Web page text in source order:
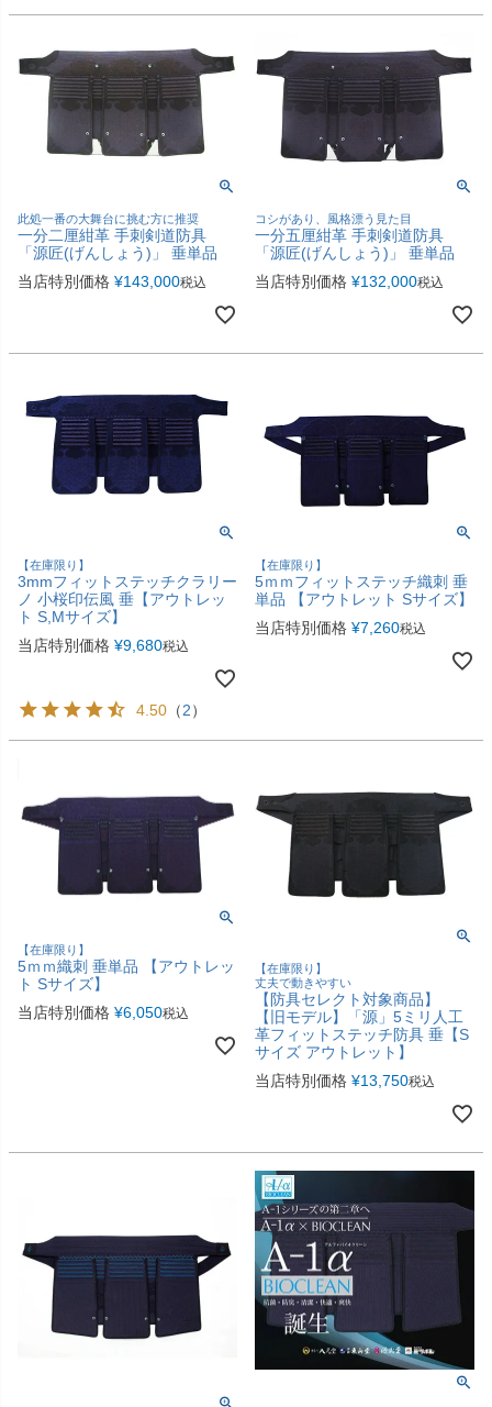
此処一番の大舞台に挑む方に推奨
一分二厘紺革 手刺剣道防具
「源匠(げんしょう)」 垂単品
当店特別価格 ¥143,000税込
コシがあり、風格漂う見た目
一分五厘紺革 手刺剣道防具
「源匠(げんしょう)」 垂単品
当店特別価格 ¥132,000税込
【在庫限り】
3mmフィットステッチクラリー
ノ 小桜印伝風 垂【アウトレッ
ト S,Mサイズ】
当店特別価格 ¥9,680税込
4.50 （2）
【在庫限り】
5ｍｍフィットステッチ織刺 垂
単品 【アウトレット Sサイズ】
当店特別価格 ¥7,260税込
【在庫限り】
5ｍｍ織刺 垂単品 【アウトレッ
ト Sサイズ】
当店特別価格 ¥6,050税込
【在庫限り】
丈夫で動きやすい
【防具セレクト対象商品】
【旧モデル】「源」5ミリ人工
革フィットステッチ防具 垂【S
サイズ アウトレット】
当店特別価格 ¥13,750税込